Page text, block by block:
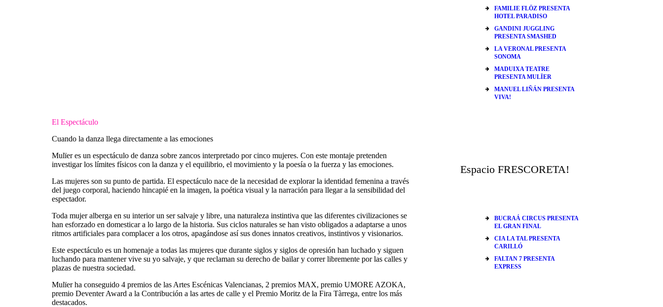
El Espectáculo
Cuando la danza llega directamente a las emociones
Mulïer es un espectáculo de danza sobre zancos interpretado por cinco mujeres. Con este montaje pretenden
investigar los límites físicos con la danza y el equilibrio, el movimiento y la poesía o la fuerza y las emociones.
Las mujeres son su punto de partida. El espectáculo nace de la necesidad de explorar la identidad femenina a través
del juego corporal, haciendo hincapié en la imagen, la poética visual y la narración para llegar a la sensibilidad del
espectador.
Toda mujer alberga en su interior un ser salvaje y libre, una naturaleza instintiva que las diferentes civilizaciones se
han esforzado en domesticar a lo largo de la historia. Sus ciclos naturales se han visto obligados a adaptarse a unos
ritmos artificiales para complacer a los otros, apagándose así sus dones innatos creativos, instintivos y visionarios.
Este espectáculo es un homenaje a todas las mujeres que durante siglos y siglos de opresión han luchado y siguen
luchando para mantener vive su yo salvaje, y que reclaman su derecho de bailar y correr libremente por las calles y
plazas de nuestra sociedad.
Mulïer ha conseguido 4 premios de las Artes Escénicas Valencianas, 2 premios MAX, premio UMORE AZOKA,
premio Deventer Award a la Contribución a las artes de calle y el Premio Moritz de la Fira Tàrrega, entre los más
destacados.
FAMILIE FLÖZ PRESENTA
HOTEL PARADISO
GANDINI JUGGLING
PRESENTA SMASHED
LA VERONAL PRESENTA
SONOMA
MADUIXA TEATRE
PRESENTA MULÏER
MANUEL LIÑÁN PRESENTA
VIVA!
Espacio FRESCORETA!
BUCRAÁ CIRCUS PRESENTA
EL GRAN FINAL
CIA LA TAL PRESENTA
CARILLÓ
FALTAN 7 PRESENTA
EXPRESS